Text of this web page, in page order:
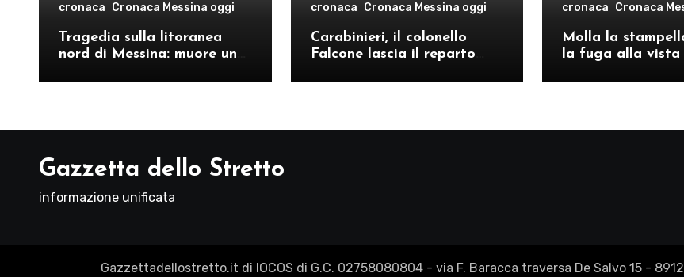
cronaca Cronaca Messina oggi
Tragedia sulla litoranea
nord di Messina: muore un
cronaca Cronaca Messina oggi
Carabinieri, il colonello
Falcone lascia il reparto
comando provinciale di
cronaca Cronaca
Molla la
la fuga alla vista
Re
Gazzetta dello Stretto
informazione unificata
Gazzettadellostretto.it di IOCOS di G.C. 02758080804 - via F. Baracca traversa De Salvo 15 -